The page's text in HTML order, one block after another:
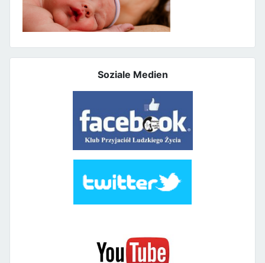
Soziale Medien